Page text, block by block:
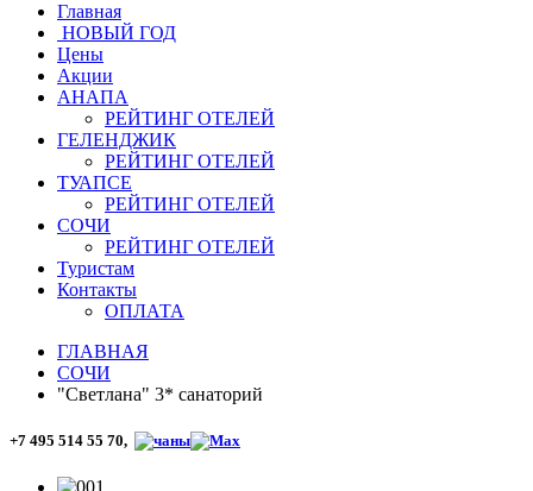
Главная
НОВЫЙ ГОД
Цены
Акции
АНАПА
РЕЙТИНГ ОТЕЛЕЙ
ГЕЛЕНДЖИК
РЕЙТИНГ ОТЕЛЕЙ
ТУАПСЕ
РЕЙТИНГ ОТЕЛЕЙ
СОЧИ
РЕЙТИНГ ОТЕЛЕЙ
Туристам
Контакты
ОПЛАТА
ГЛАВНАЯ
СОЧИ
"Светлана" 3* санаторий
+7 495 514 55 70,